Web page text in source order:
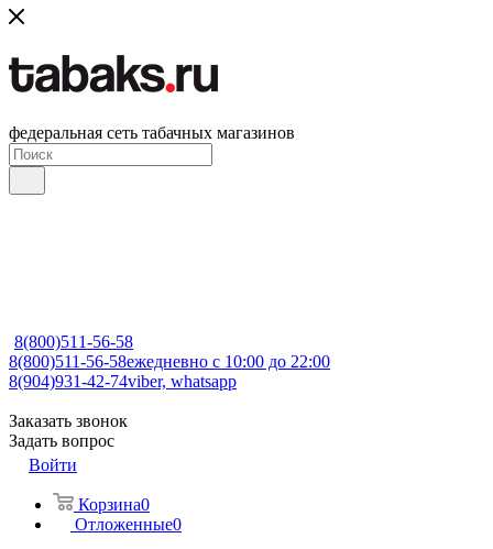
федеральная сеть табачных магазинов
8(800)511-56-58
8(800)511-56-58ежедневно с 10:00 до 22:00
8(904)931-42-74viber, whatsapp
Заказать звонок
Задать вопрос
Войти
Корзина0
Отложенные0